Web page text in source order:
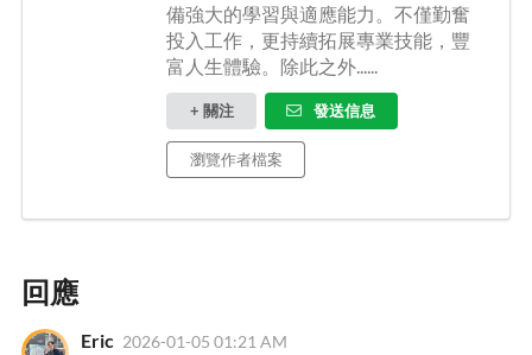
備強大的學習與適應能力。不僅勤奮
投入工作，更持續拓展專業技能，豐
富人生體驗。除此之外......
+ 關注 發送信息
瀏覽作者檔案
回應
Eric 2026-01-05 01:21 AM